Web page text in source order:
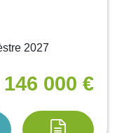
2027
146 000 €